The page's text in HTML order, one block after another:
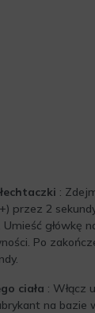
:
przez 2
główkę
Po
ciała : Włącz
na